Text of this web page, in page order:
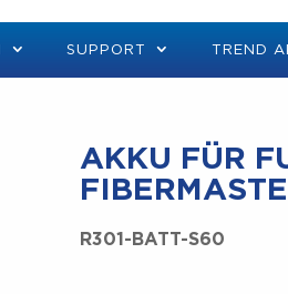
SUPPORT TREND
AKKU FÜR
R301-BATT-S60